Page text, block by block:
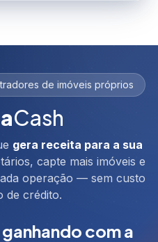
de imóveis próprios
Cash
gera receita para a sua
capte mais imóveis e
operação — sem custo
de crédito.
com a